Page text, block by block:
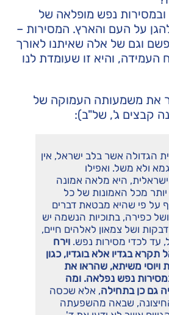
נפש מופלאה של
על העם והארץ. המסירות –
וגם של אלה שאיתנו לאורך
העמידה, והיא זו שעומדת לנו
את משמעותה העמוקה של
קבצים ג', של"ב):
הגדולה אשר בלב ישראל, אין
ולא משל. ואפילו
היא מלאה אמונה
מכל האמונות של כל
על פי שהיא מבטאת דברים
כפירה, בתוכיות הנשמה יש
ושל צמאון לאלהים חיים,
עד לכדי מסירות נפש. וירח
תקרא בגדיו אלא בוגדיו, כגון
ויוסי משיתא, שהראו את
נפש נפלאה. ומה
גם כן בתחילה, אלא שכסה
שבאה מהשפעתה